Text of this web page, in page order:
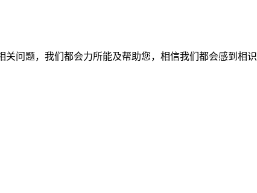
问题，我们都会力所能及帮助您，相信我们都会感到相